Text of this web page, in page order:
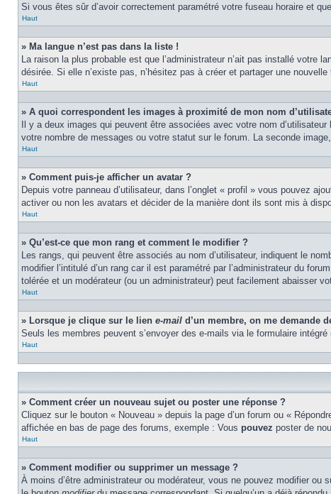
Si vous êtes sûr d’avoir correctement paramétré votre fuseau horaire et
Haut
» Ma langue n’est pas dans la liste !
La raison la plus probable est que l’administrateur n’ait pas installé votre
désirée. Si elle n’existe pas, n’hésitez pas à créer et partager une
Haut
» A quoi correspondent les images à proximité de mon nom
Il y a deux images qui peuvent être associées avec votre nom
votre nombre de messages ou votre statut sur le forum. La seconde
Haut
» Comment puis-je afficher un avatar ?
Depuis votre panneau d’utilisateur, dans l’onglet « profil » vous pouvez
activer ou non les avatars et décider de la manière dont ils sont mis à
Haut
» Qu’est-ce que mon rang et comment le modifier ?
Les rangs, qui peuvent être associés au nom d’utilisateur, indiquent le
modifier l’intitulé d’un rang car il est paramétré par l’administrateur du
tolérée et un modérateur (ou un administrateur) peut facilement abaisser
Haut
» Lorsque je clique sur le lien e-mail d’un membre, on me demande
Seuls les membres peuvent s’envoyer des e-mails via le formulaire
Haut
» Comment créer un nouveau sujet ou poster une réponse ?
Cliquez sur le bouton « Nouveau » depuis la page d’un forum ou «
affichée en bas de page des forums, exemple : Vous pouvez poster de
Haut
» Comment modifier ou supprimer un message ?
À moins d’être administrateur ou modérateur, vous ne pouvez modifier